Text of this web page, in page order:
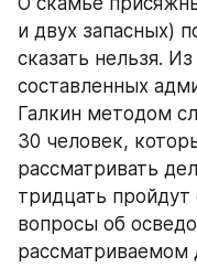
и двух запасных)
сказать нельзя.
составленных
Галкин методом
30 человек,
рассматривать
тридцать пройдут
вопросы об
рассматриваемом